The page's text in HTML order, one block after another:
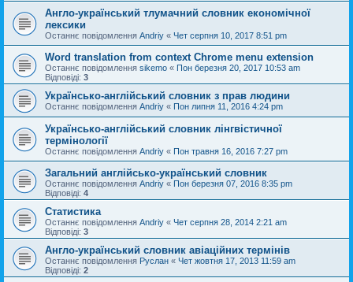
Англо-український тлумачний словник економічної
лексики
Останнє повідомлення Andriy « Чет серпня 10, 2017 8:51 pm
Word translation from context Chrome menu extension
Останнє повідомлення sikemo « Пон березня 20, 2017 10:53 am
Відповіді: 3
Українсько-англійський словник з прав людини
Останнє повідомлення Andriy « Пон липня 11, 2016 4:24 pm
Українсько-англійський словник лінгвістичної
термінології
Останнє повідомлення Andriy « Пон травня 16, 2016 7:27 pm
Загальний англійсько-український словник
Останнє повідомлення Andriy « Пон березня 07, 2016 8:35 pm
Відповіді: 4
Статистика
Останнє повідомлення Andriy « Чет серпня 28, 2014 2:21 am
Відповіді: 3
Англо-український словник авіаційних термінів
Останнє повідомлення Руслан « Чет жовтня 17, 2013 11:59 am
Відповіді: 2